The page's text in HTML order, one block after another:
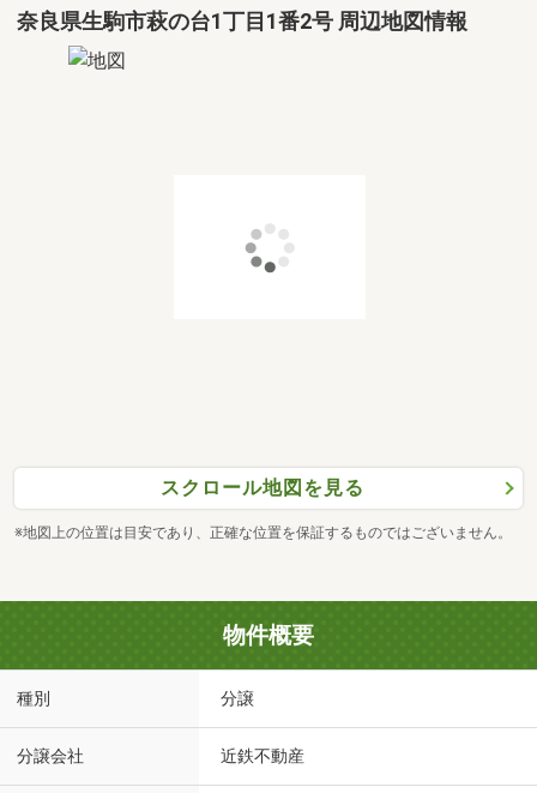
奈良県生駒市萩の台1丁目1番2号 周辺地図情報
スクロール地図を見る
※地図上の位置は目安であり、正確な位置を保証するものではございません。
物件概要
種別 分譲
分譲会社 近鉄不動産